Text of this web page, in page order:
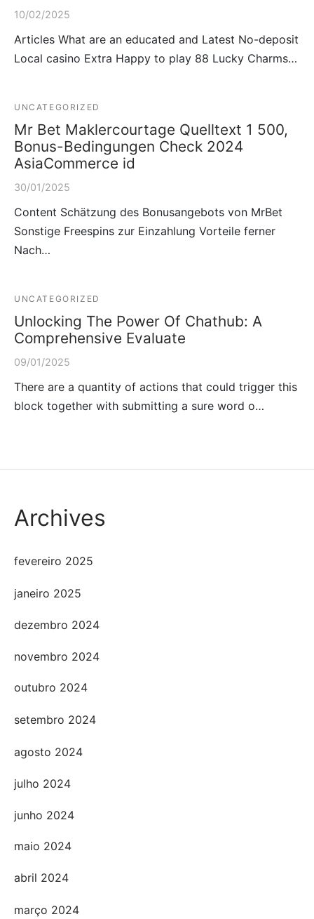
10/02/2025
Articles What are an educated and Latest No-deposit
Local casino Extra Happy to play 88 Lucky Charms…
UNCATEGORIZED
Mr Bet Maklercourtage Quelltext 1 500,
Bonus-Bedingungen Check 2024
AsiaCommerce id
30/01/2025
Content Schätzung des Bonusangebots von MrBet
Sonstige Freespins zur Einzahlung Vorteile ferner
Nach…
UNCATEGORIZED
Unlocking The Power Of Chathub: A
Comprehensive Evaluate
09/01/2025
There are a quantity of actions that could trigger this
block together with submitting a sure word o…
Archives
fevereiro 2025
janeiro 2025
dezembro 2024
novembro 2024
outubro 2024
setembro 2024
agosto 2024
julho 2024
junho 2024
maio 2024
abril 2024
março 2024